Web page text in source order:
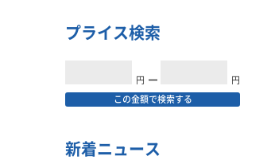
プライス検索
円 ━ 円
この金額で検索する
新着ニュース